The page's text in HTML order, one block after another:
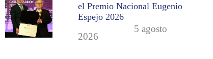
el Premio Nacional Eugenio
Espejo 2026
5 agosto
2026